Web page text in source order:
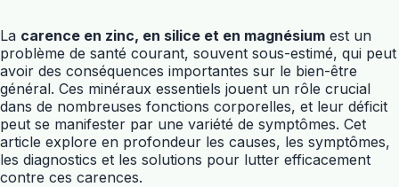
La carence en zinc, en silice et en magnésium est un
problème de santé courant, souvent sous-estimé, qui peut
avoir des conséquences importantes sur le bien-être
général. Ces minéraux essentiels jouent un rôle crucial
dans de nombreuses fonctions corporelles, et leur déficit
peut se manifester par une variété de symptômes. Cet
article explore en profondeur les causes, les symptômes,
les diagnostics et les solutions pour lutter efficacement
contre ces carences.